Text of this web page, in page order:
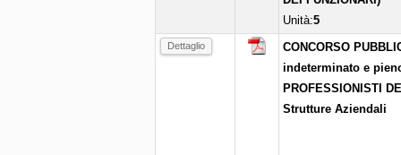
Unità:5
Dettaglio
CONCORSO
indeterminato e
PROFESSIONISTI
Strutture Aziendali